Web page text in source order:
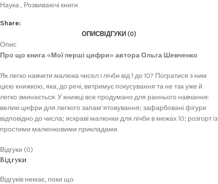
Наука, Розвиваючі книги
Share:
ОПИСВІДГУКИ (0)
Опис
Про що книга «Мої перші цифри» автора Ольга Шевченко
Як легко навчити малюка чисел і лічби від 1 до 10? Погратися з ним
цією книжкою, яка, до речі, витримує покусування та не так уже й
легко зминається. У книжці все продумано для раннього навчання:
великі цифри для легкого запам’ятовування; зафарбовані фігури
відповідно до числа; яскраві малюнки для лічби в межах 10; розгорт із
простими малюнковими прикладами.
Відгуки (0)
Відгуки
Відгуків немає, поки що.